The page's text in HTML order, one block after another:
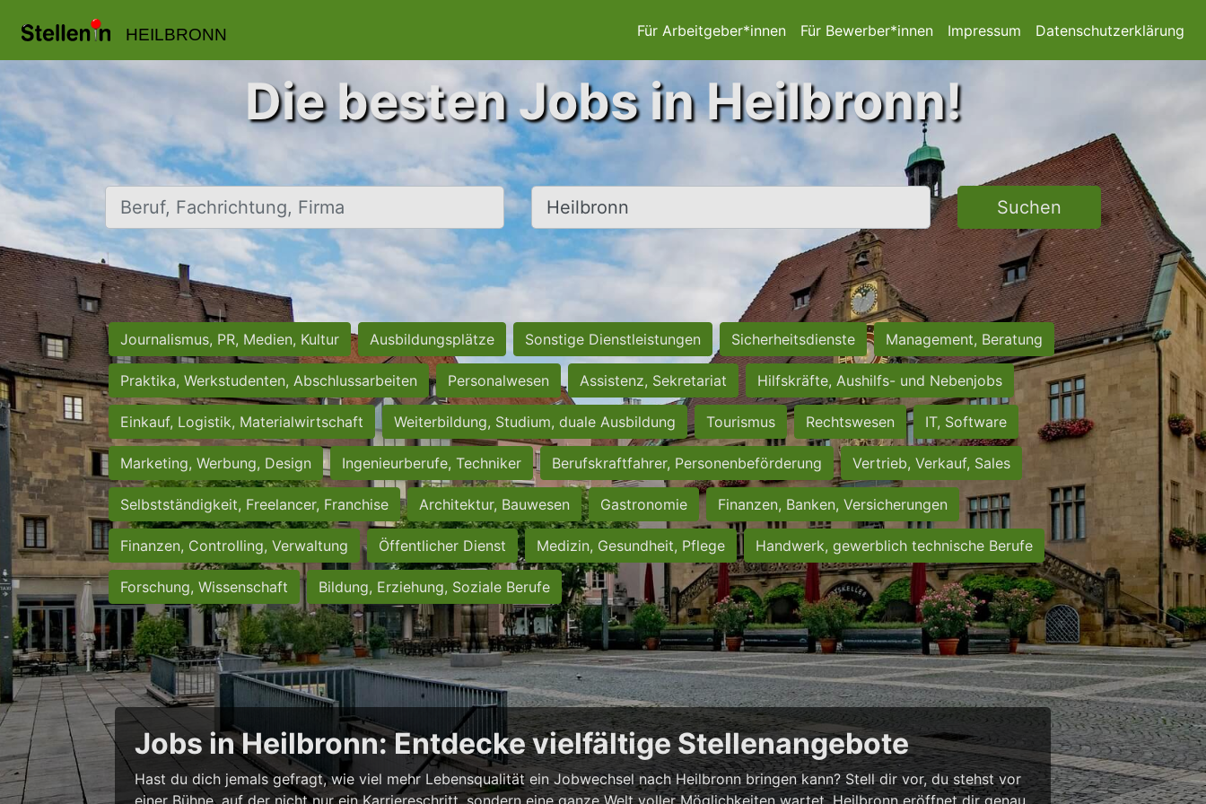
HEILBRONN Für Arbeitgeber*innen Für Bewerber*innen Impressum Datenschutzerklärung
Die besten Jobs in Heilbronn!
Beruf, Fachrichtung, Firma Ort, Stadt Suchen
Journalismus, PR, Medien, Kultur Ausbildungsplätze Sonstige Dienstleistungen Sicherheitsdienste Management, Beratung
Praktika, Werkstudenten, Abschlussarbeiten Personalwesen Assistenz, Sekretariat Hilfskräfte, Aushilfs- und Nebenjobs
Einkauf, Logistik, Materialwirtschaft Weiterbildung, Studium, duale Ausbildung Tourismus Rechtswesen IT, Software
Marketing, Werbung, Design Ingenieurberufe, Techniker Berufskraftfahrer, Personenbeförderung Vertrieb, Verkauf, Sales
Selbstständigkeit, Freelancer, Franchise Architektur, Bauwesen Gastronomie Finanzen, Banken, Versicherungen
Finanzen, Controlling, Verwaltung Öffentlicher Dienst Medizin, Gesundheit, Pflege Handwerk, gewerblich technische Berufe
Forschung, Wissenschaft Bildung, Erziehung, Soziale Berufe
Jobs in Heilbronn: Entdecke vielfältige Stellenangebote
Hast du dich jemals gefragt, wie viel mehr Lebensqualität ein Jobwechsel nach Heilbronn bringen kann? Stell dir vor, du stehst vor